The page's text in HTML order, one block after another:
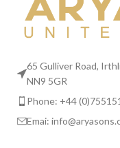
65 Gulliver Road,
NN9 5GR
Phone: +44
Emai: